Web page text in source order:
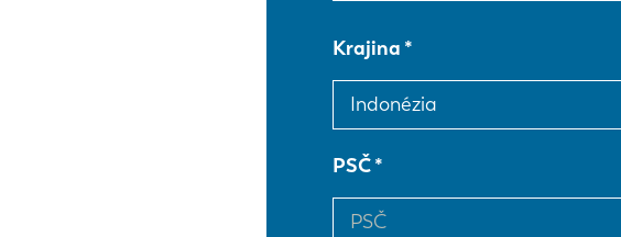
Krajina
PSČ